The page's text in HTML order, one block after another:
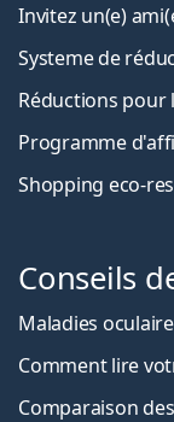
Invitez un(e)
Systeme de
Réductions pour
Programme
Shopping eco-
Conseils
Maladies
Comment lire
Comparaison